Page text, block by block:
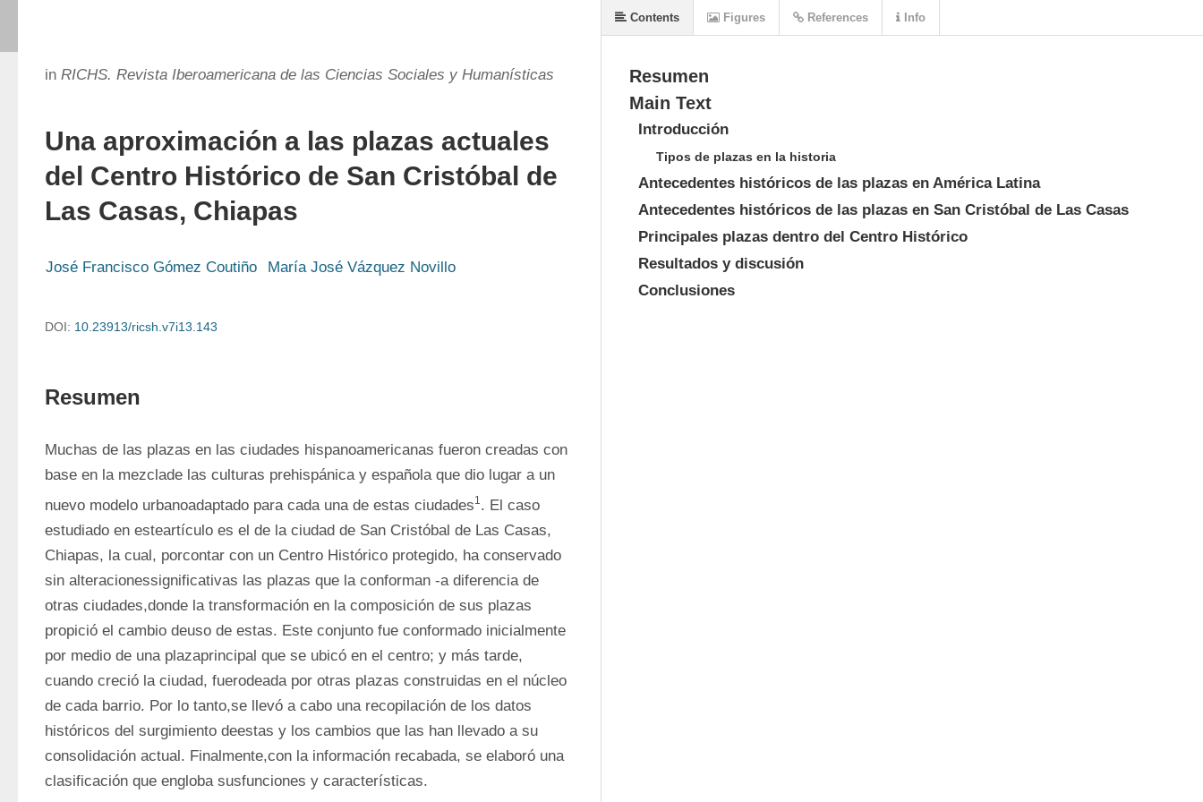
in RICHS. Revista Iberoamericana de las Ciencias Sociales y Humanísticas
Una aproximación a las plazas actuales
del Centro Histórico de San Cristóbal de
Las Casas, Chiapas
José Francisco Gómez Coutiño María José Vázquez Novillo
DOI: 10.23913/ricsh.v7i13.143
Resumen
Muchas de las plazas en las ciudades hispanoamericanas fueron creadas con
base en la mezclade las culturas prehispánica y española que dio lugar a un
nuevo modelo urbanoadaptado para cada una de estas ciudades1. El caso
estudiado en esteartículo es el de la ciudad de San Cristóbal de Las Casas,
Chiapas, la cual, porcontar con un Centro Histórico protegido, ha conservado
sin alteracionessignificativas las plazas que la conforman -a diferencia de
otras ciudades,donde la transformación en la composición de sus plazas
propició el cambio deuso de estas. Este conjunto fue conformado inicialmente
por medio de una plazaprincipal que se ubicó en el centro; y más tarde,
cuando creció la ciudad, fuerodeada por otras plazas construidas en el núcleo
de cada barrio. Por lo tanto,se llevó a cabo una recopilación de los datos
históricos del surgimiento deestas y los cambios que las han llevado a su
consolidación actual. Finalmente,con la información recabada, se elaboró una
clasificación que engloba susfunciones y características.
Resumen
Main Text
Introducción
Tipos de plazas en la historia
Antecedentes históricos de las plazas en América Latina
Antecedentes históricos de las plazas en San Cristóbal de Las Casas
Principales plazas dentro del Centro Histórico
Resultados y discusión
Conclusiones
Contents Figures References Info